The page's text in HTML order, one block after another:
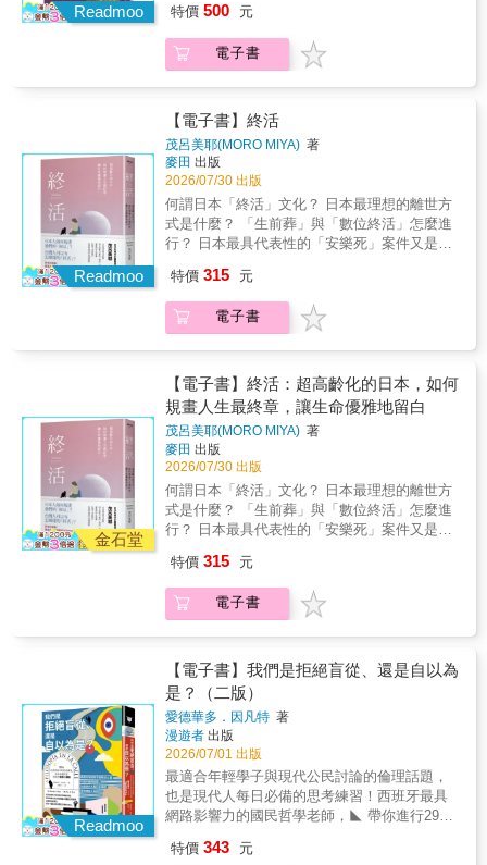
易，向來給人艱澀深奧印象的哲學，其實有一
明澄清語言、審慎思辨、建立論證，以及哲學
和其他領域的合作與貢獻。
Readmoo
播電台（NPR）等各大媒體年度最佳圖書她的
夢境與清醒的生活一樣重要。她的故事帶領我
們進入另一個故事，繼之下一故事，不停往外
回憶錄，重新尋回她家族傳承的超自然傳奇。
在巧妙編織的回憶錄中，作者讓哥倫比亞的歷
史變得更為迫切且個人化，以迷幻詩意的文
字，深入探究她的家族故事和歷史，這遠遠超
越了許多小說中所展現的迷人魔力，並將家族
傳說和個人敘事編織成一幅強大的集體肖像。
對英格麗德．羅哈斯．孔特雷拉斯（Ingrid
Rojas Contreras）來說，魔法始終流淌在他們
的家族血液中。在哥倫比亞的奧卡尼亞
（Nono）——是一位聲名卓著的療癒師，在他
們的傳統文化中，人們宣稱這樣的角色可以跟
死者對話、預言未來、治療病患，還能移動雲
到有一天，英格麗德的媽咪（Mami）掉進井
裡，陷入失憶症，並在復原後獲得了得以看
見、聽見鬼魂的能力。於是在這個漫長的男人
譜系中，媽咪成為家族中第一位女性療癒師。
英格麗德成長於一九八○與一九九○年代政局動
盪暴力的哥倫比亞。成長過程中，家裡總是裝
滿她母親的算命客戶，而且常有撞鬼事件，此
般超現實場景是一種日常。這份遺產一直讓她
生活時，英格麗德因頭部受傷而失憶。當她逐
漸恢復部分記憶，家人興奮地告訴她，這種事
以前就發生過：幾十年前，媽媽也曾摔傷並導
們共同做的一個胎夢所激勵，加上她在失憶後
渴望重新了解家族史，英格麗德陪同母親踏上
前往哥倫比亞挖掘外公遺骸的旅程。在媽媽這
位捉摸不定、固執卻又逗趣的嚮導帶領下，英
格麗德將家族血統追溯至印第安原住民與西班
牙的根源。她揭開了那段殘暴且刻板的殖民歷
史敘事，這段歷史最終將她的麥士蒂索人（混
血）家族分裂為兩個陣營：一派相信「祕密」
是恩賜，另一派則深信那是詛咒。本書透過把
這些比任何小說更令人著迷的家族史、重新召
特價 500 元
電子書
Readmoo
【電子書】終活
茂呂美耶(MORO MIYA) 著
麥田 出版
2026/07/30 出版
何謂日本「終活」文化？ 日本最理想的離世方
式是什麼？ 「生前葬」與「數位終活」怎麼進
行？ 日本最具代表性的「安樂死」案件又是怎
呂美耶， 以真實案例為起點，深入剖析日本的
「終活」文化， 讓我們得以借鑑，每個生命都
能在安穩與熟悉中迎接終點。 本書特色：
現況、提出的應對措施，以及各項措施可能會
面臨的問題與困境，細緻探索生命最後階段的
各種可能。 ★&& &深入介紹日本面對多死社會
的制度設計，如：社區支援中心、居家照顧、
短期住宿等實務運作與關鍵細節，詳細說明各
項制度的運作模式、注意事項，以及之間的差
異與優缺點。 ★&& &針對台日同樣面對超高齡
化的挑戰，比對台灣與日本相關制度與現況，
如長照制度與緩和醫療等，以多元視角分析兩
者的優勢及潛在困境。 ★&& &日本比台灣更早
宅醫療、居家善終等制度設計，作為台灣應對
超高齡社會的借鑑。 生命的選擇從來沒有標準
答案，只有最適合那個人的決定。而死亡，則
的意義、勇敢地面對衰老與道別，它便不再是
一場無聲的謝幕，而是一段可以被凝視、被安
放的人生篇章。 「街角的診所比幼稚園多，老
人的影子在黃昏中拉得很長，像是時間本身在
低語：我們正在悄悄地走入一個名為『多死社
會』的季節。」 &mdash;&mdash;茂呂美耶 日
本自1990年代邁入高齡社會，如今已有近三成
人口為高齡者，隨之而來的，不只是人口老化
獨離世、耗盡心力且茫然無助的長照悲歌等，
特價 315 元
電子書
金石堂
【電子書】終活：超高齡化的日本，如何
規畫人生最終章，讓生命優雅地留白
茂呂美耶(MORO MIYA) 著
麥田 出版
2026/07/30 出版
何謂日本「終活」文化？ 日本最理想的離世方
式是什麼？ 「生前葬」與「數位終活」怎麼進
行？ 日本最具代表性的「安樂死」案件又是怎
呂美耶， 以真實案例為起點，深入剖析日本的
「終活」文化， 讓我們得以借鑑，每個生命都
能在安穩與熟悉中迎接終點。 本書特色：
現況、提出的應對措施，以及各項措施可能會
面臨的問題與困境，細緻探索生命最後階段的
各種可能。 ★&& &深入介紹日本面對多死社會
的制度設計，如：社區支援中心、居家照顧、
短期住宿等實務運作與關鍵細節，詳細說明各
項制度的運作模式、注意事項，以及之間的差
異與優缺點。 ★&& &針對台日同樣面對超高齡
化的挑戰，比對台灣與日本相關制度與現況，
如長照制度與緩和醫療等，以多元視角分析兩
者的優勢及潛在困境。 ★&& &日本比台灣更早
特價 315 元
電子書
Readmoo
【電子書】我們是拒絕盲從、還是自以為
是？（二版）
愛德華多．因凡特 著
漫遊者 出版
2026/07/01 出版
最適合年輕學子與現代公民討論的倫理話題，
也是現代人每日必備的思考練習！西班牙最具
網路影響力的國民哲學老師，◣ 帶你進行29場
百位哲學大師為你打開無限可能，幫助你建立
特價 343 元